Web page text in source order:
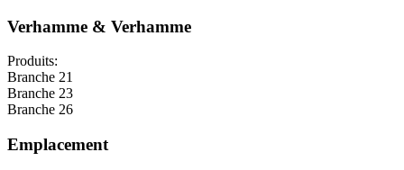
Verhamme & Verhamme
Produits:
Branche 21
Branche 23
Branche 26
Emplacement